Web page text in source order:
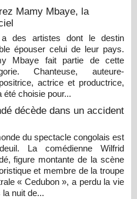
Mamy Mbaye, la
des artistes dont le destin
épouser celui de leur pays.
Mbaye fait partie de cette
Chanteuse, auteure-
actrice et productrice,
été choisie pour...
décède dans un accident
du spectacle congolais est
La comédienne Wilfrid
figure montante de la scène
et membre de la troupe
« Cedubon », a perdu la vie
la nuit de...